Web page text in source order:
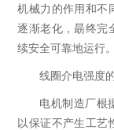
机械力的作用和不
逐渐老化，朂终完
续安全可靠地运行。
线圈介电强度
电机制造厂根
以保证不产生工艺